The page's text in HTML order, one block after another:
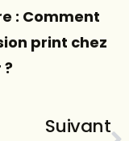
: Comment
print chez
Suivant